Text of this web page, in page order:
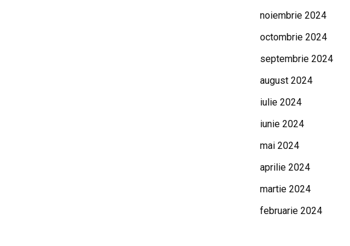
noiembrie 2024
octombrie 2024
septembrie 2024
august 2024
iulie 2024
iunie 2024
mai 2024
aprilie 2024
martie 2024
februarie 2024